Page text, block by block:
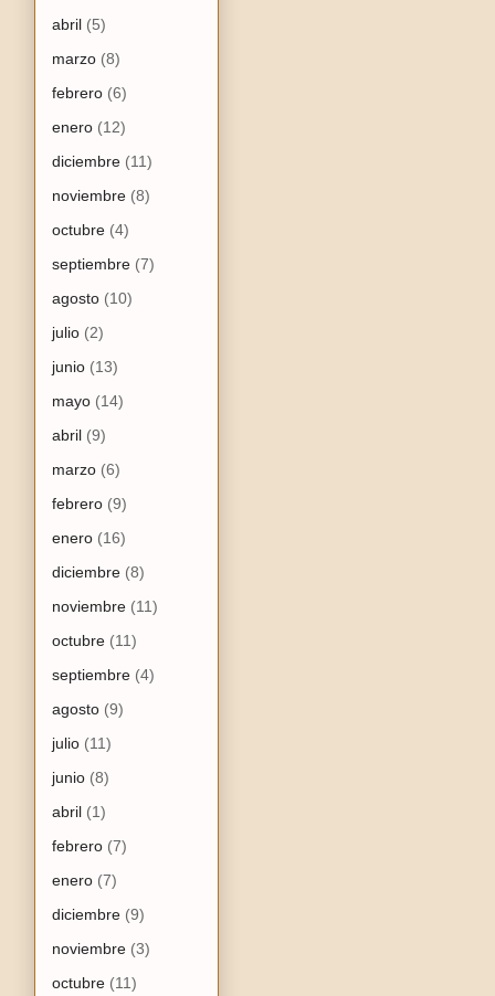
abril (5)
marzo (8)
febrero (6)
enero (12)
diciembre (11)
noviembre (8)
octubre (4)
septiembre (7)
agosto (10)
julio (2)
junio (13)
mayo (14)
abril (9)
marzo (6)
febrero (9)
enero (16)
diciembre (8)
noviembre (11)
octubre (11)
septiembre (4)
agosto (9)
julio (11)
junio (8)
abril (1)
febrero (7)
enero (7)
diciembre (9)
noviembre (3)
octubre (11)